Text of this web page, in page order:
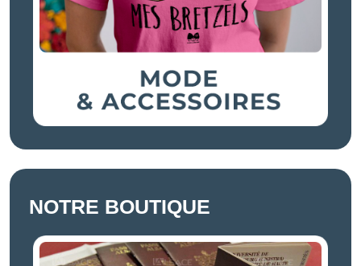
NOTRE BOUTIQUE